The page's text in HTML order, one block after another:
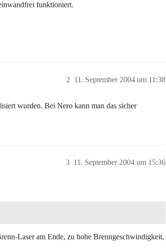
funktioniert.
11. September 2004 um 11:38
2
wurden. Bei Nero kann man das sicher
11. September 2004 um 15:36
3
Laser am Ende, zu hohe Brenngeschwindigkeit,